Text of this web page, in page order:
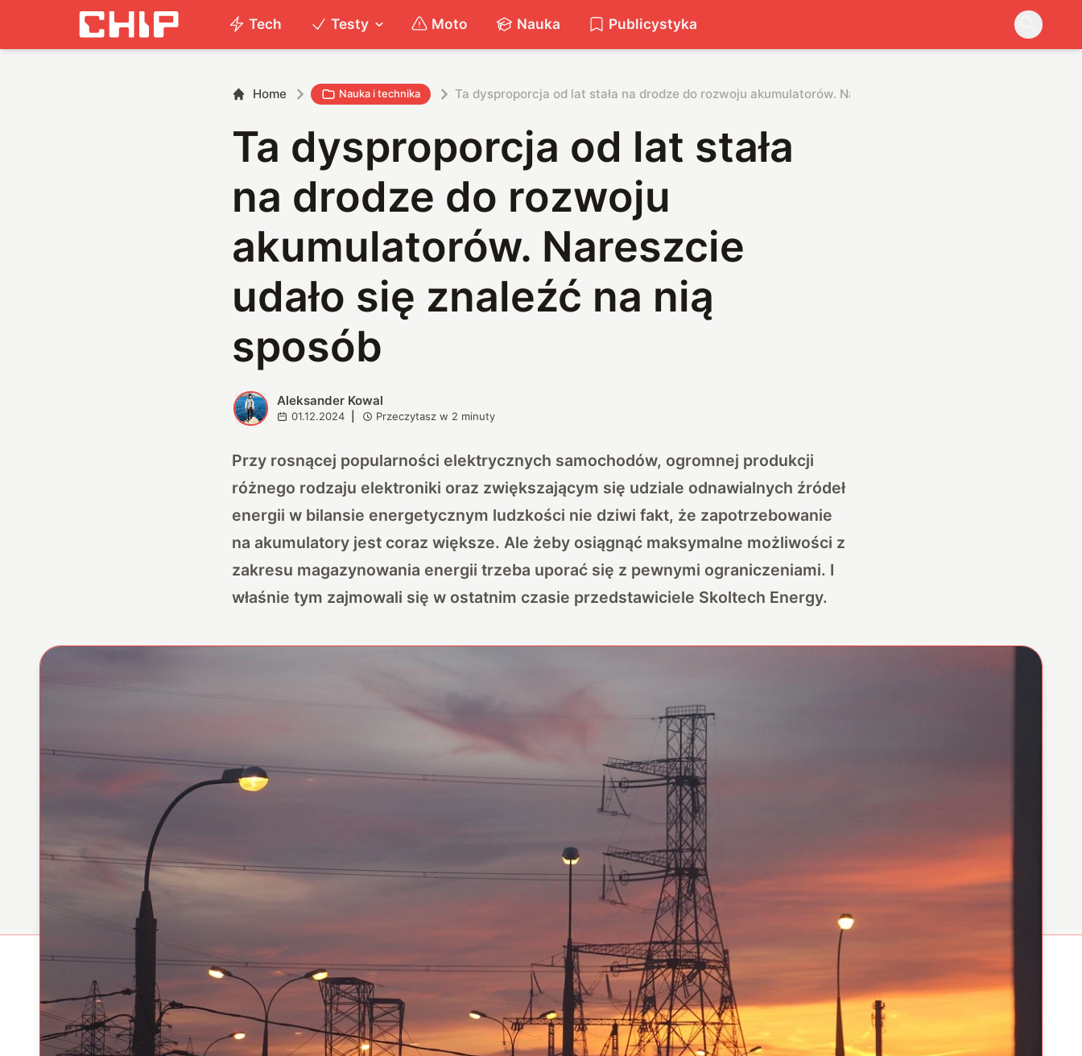
Tech Testy Moto Nauka Publicystyka
Home Nauka i technika Ta dysproporcja od lat stała na drodze do rozwoju akumulatorów. Nareszcie udało się znaleźć na nią
Ta dysproporcja od lat stała
na drodze do rozwoju
akumulatorów. Nareszcie
udało się znaleźć na nią
sposób
A Aleksander Kowal
01.12.2024 Przeczytasz w 2 minuty
Przy rosnącej popularności elektrycznych samochodów, ogromnej produkcji
różnego rodzaju elektroniki oraz zwiększającym się udziale odnawialnych źródeł
energii w bilansie energetycznym ludzkości nie dziwi fakt, że zapotrzebowanie
na akumulatory jest coraz większe. Ale żeby osiągnąć maksymalne możliwości z
zakresu magazynowania energii trzeba uporać się z pewnymi ograniczeniami. I
właśnie tym zajmowali się w ostatnim czasie przedstawiciele Skoltech Energy.